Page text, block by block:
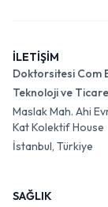
İLETİŞİM
Doktorsitesi Com
Teknoloji ve
Maslak Mah. Ahi
Kat Kolektif House
İstanbul, Türkiye
SAĞLIK